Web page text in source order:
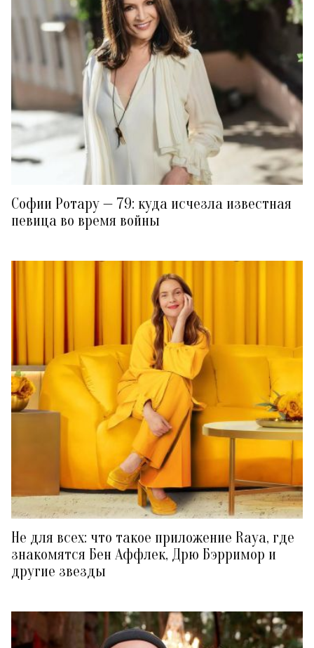
Софии Ротару — 79: куда исчезла известная
певица во время войны
Не для всех: что такое приложение Raya, где
знакомятся Бен Аффлек, Дрю Бэрримор и
другие звезды